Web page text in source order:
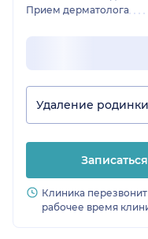
Прием дерматолога
Удаление
Клиника
рабочее время